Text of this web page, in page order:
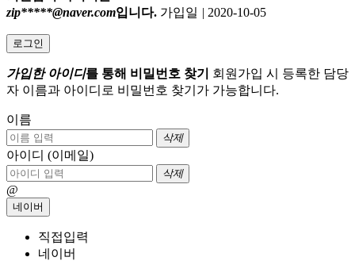
zip*****@naver.com입니다. 가입일 | 2020-10-05
로그인
가입한 아이디를 통해 비밀번호 찾기
회원가입 시 등록한 담당
자 이름과 아이디로 비밀번호 찾기가 가능합니다.
이름
삭제
아이디 (이메일)
삭제
@
네이버
직접입력
네이버